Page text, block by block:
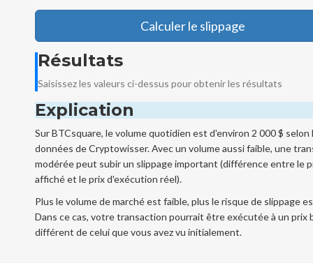
Calculer le slippage
Résultats
Saisissez les valeurs ci-dessus pour obtenir les résultats
Explication
Sur BTCsquare, le volume quotidien est d'environ 2 000 $ selon
données de Cryptowisser. Avec un volume aussi faible, une
modérée peut subir un slippage important (différence entre le
affiché et le prix d'exécution réel).
Plus le volume de marché est faible, plus le risque de slippage
Dans ce cas, votre transaction pourrait être exécutée à un prix
différent de celui que vous avez vu initialement.